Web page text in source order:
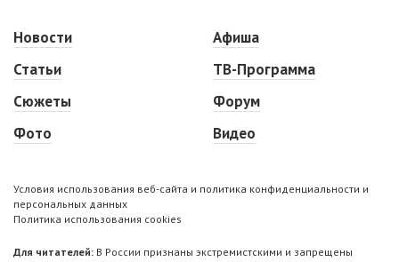
Новости
Статьи
Сюжеты
Фото
Афиша
ТВ-Программа
Форум
Видео
Условия использования веб-сайта и политика конфиденциальности и
персональных данных
Политика использования cookies
Для читателей: В России признаны экстремистскими и запрещены